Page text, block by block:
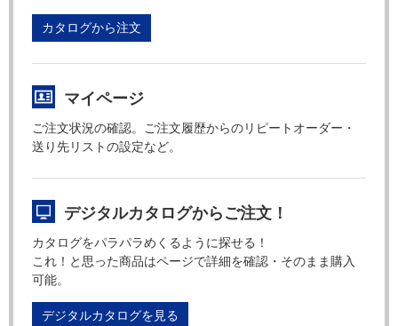
カタログから注文
マイページ
ご注文状況の確認。ご注文履歴からのリピートオーダー・
送り先リストの設定など。
デジタルカタログからご注文！
カタログをパラパラめくるように探せる！
これ！と思った商品はページで詳細を確認・そのまま購入
可能。
デジタルカタログを見る